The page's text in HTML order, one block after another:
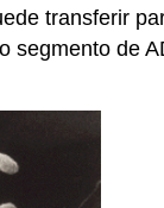
transferir
de